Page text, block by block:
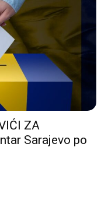
ZA
Sarajevo po